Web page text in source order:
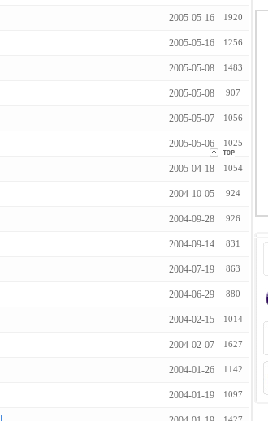
2005-05-16 1920
2005-05-16 1256
2005-05-08 1483
2005-05-08 907
2005-05-07 1056
2005-05-06 1025
2005-04-18 1054
2004-10-05 924
2004-09-28 926
2004-09-14 831
2004-07-19 863
2004-06-29 880
2004-02-15 1014
2004-02-07 1627
2004-01-26 1142
2004-01-19 1097